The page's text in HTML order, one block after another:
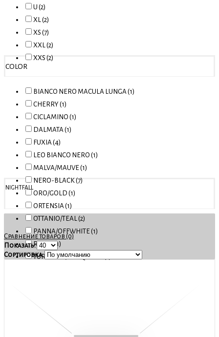
U (2)
XL (2)
XS (7)
XXL (2)
XXS (2)
COLOR
BIANCO NERO MACULA LUNGA (1)
CHERRY (1)
CICLAMINO (1)
DALMATA (1)
FUXIA (4)
LEO BIANCO NERO (1)
MALVA/MAUVE (1)
NERO-BLACK (7)
ORO/GOLD (1)
ORTENSIA (1)
OTTANIO/TEAL (2)
PANNA/OFFWHITE (1)
ROYAL (1)
TURCHESE/TURQUOISE (1)
V.VIOLA/COGNAC (1)
VAR.MACULATA (1)
VAR.TIGRE SFUMATA (1)
NIGHTFALL
Сравнение товаров (0)
Показать:
Сортировка: